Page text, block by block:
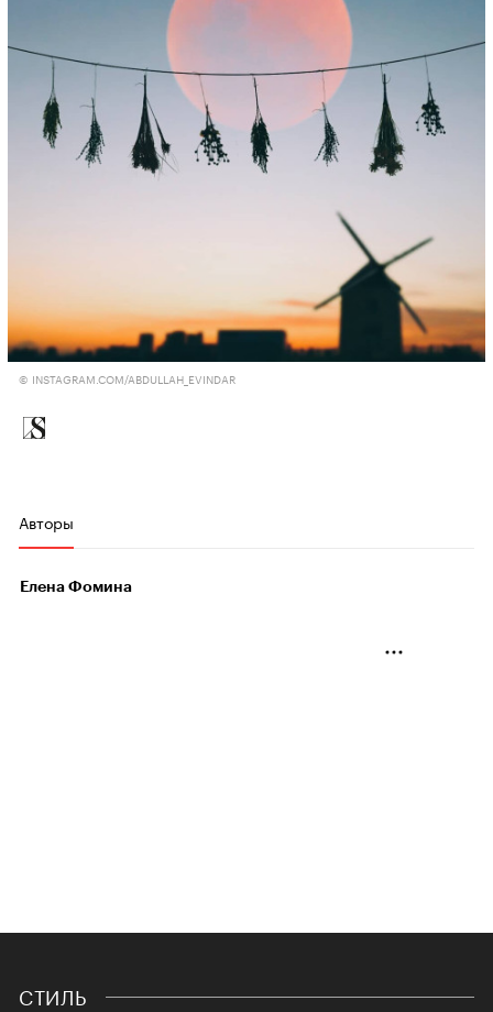
© INSTAGRAM.COM/ABDULLAH_EVINDAR
Авторы
Елена Фомина
СТИЛЬ